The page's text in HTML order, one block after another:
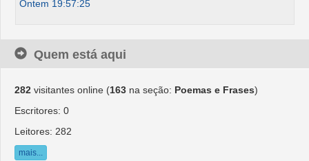
Ontem 19:57:25
Quem está aqui
282 visitantes online (163 na seção: Poemas e Frases)
Escritores: 0
Leitores: 282
mais...